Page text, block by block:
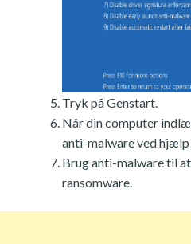
Tryk på Genstart.
Når din computer
anti-malware ved
Brug anti-malware til
ransomware.